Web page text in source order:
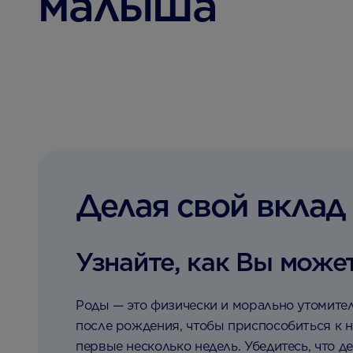
Делая свой вклад
Узнайте, как Вы
Роды — это физически и морально
после рождения, чтобы приспособиться
первые несколько недель. Убедитесь, что